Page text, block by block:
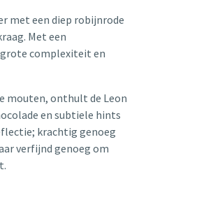
met een diep robijnrode
Met een
grote complexiteit en
mouten, onthult de Leon
en subtiele hints
krachtig genoeg
verfijnd genoeg om